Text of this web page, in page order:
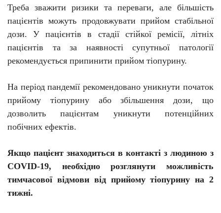
Треба зважити ризики та переваги, але більшість
пацієнтів можуть продовжувати прийом стабільної
дози. У пацієнтів в стадії стійкої ремісії, літніх
пацієнтів та за наявності супутньої патології
рекомендується припинити прийом тіопурину.
На період пандемії рекомендовано уникнути початок
прийому тіопурину або збільшення дози, що
дозволить пацієнтам уникнути потенційних
побічних ефектів.
Якщо пацієнт знаходиться в контакті з людиною з
COVID-19, необхідно розглянути можливість
тимчасової відмови від прийому тіопурину на 2
тижні.